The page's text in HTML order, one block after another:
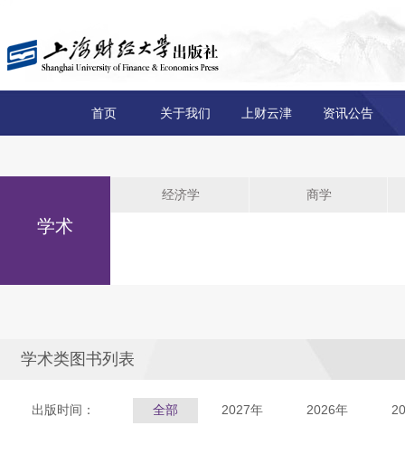
首页 关于我们 上财云津 资讯公告
学术
经济学 商学
学术类图书列表
出版时间： 全部 2027年 2026年